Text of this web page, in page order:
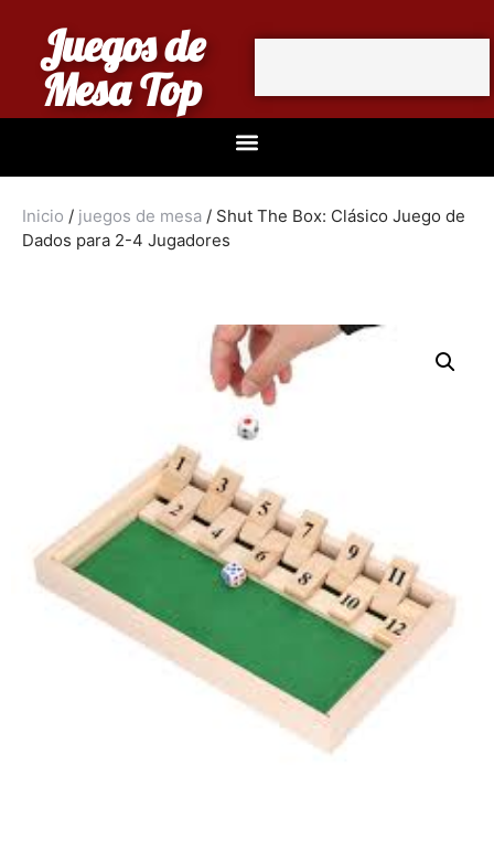
Juegos de
Mesa Top
Inicio / juegos de mesa / Shut The Box: Clásico Juego de
Dados para 2-4 Jugadores